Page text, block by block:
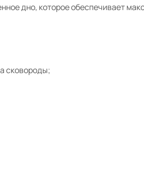
дно, которое обеспечивает
сковороды;